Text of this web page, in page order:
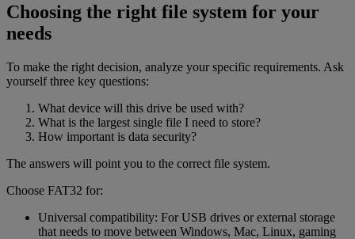
Choosing the right file system for your
needs
To make the right decision, analyze your specific requirements. Ask
yourself three key questions:
What device will this drive be used with?
What is the largest single file I need to store?
How important is data security?
The answers will point you to the correct file system.
Choose FAT32 for:
Universal compatibility: For USB drives or external storage
that needs to move between Windows, Mac, Linux, gaming